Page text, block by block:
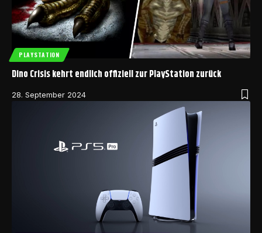
PLAYSTATION
Dino Crisis kehrt endlich offiziell zur PlayStation zurück
28. September 2024